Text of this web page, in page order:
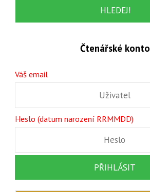
Čtenářské konto
Váš email
Heslo (datum narození RRMMDD)